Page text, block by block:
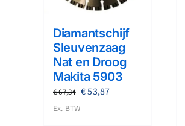
Diamantschijf
Sleuvenzaag
Nat en Droog
Makita 5903
€67,34 Oorspronkelijke
prijs
€53,87Huidige
Ex. BTW